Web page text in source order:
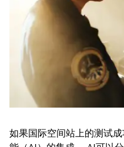
如果国际空间站上的测试